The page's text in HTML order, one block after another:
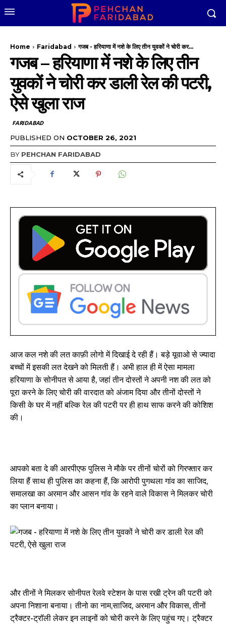
Home Faridabad गजब - हरियाणा में नशे के लिए तीन युवकों ने चोरी कर...
गजब – हरियाणा में नशे के लिए तीन
युवकों ने चोरी कर डाली रेल की पटरी,
ऐसे खुला राज
FARIDABAD
PUBLISHED ON OCTOBER 26, 2021
BY PEHCHAN FARIDABAD
आज कल नशे की लत काफ़ी लोगो में दिखाई दे रही हैं। बड़े यूवाओ से ज्यादा
बच्चों में इसकी लत देखने को मिलती हैं। अभी हाल ही में ऐसा मामला
हरियाणा के सोनीपत से आया है, जहां तीन दोस्तों ने अपनी नश की लत को
पूरा करने के लिए चोरी की वारदात को अंजाम दिया और तीनों दोस्तों ने
किसी के घर में नहीं बल्कि रेल की पटरी पर ही हाथ साफ करने की कोशिश
की।
आपको बता दे की आरपीएफ पुलिस ने मौके पर तीनों चोरों को गिरफ्तार कर
लिया हैं साथ ही पुलिस का कहना हैं, कि आरोपी पुगथला गांव का साजिद,
समालखा का अरमान और आसन गांव के रहने वाले विकास ने मिलकर चोरी
का प्लान बनाया।
और तीनों ने मिलकर सोनीपत रेलवे स्टेशन के पास रखी ट्रेन की पटरी को
अपना निशाना बनाया। तीनो का नाम,साजिद, अरमान और विकास, तीनों
ट्रैक्टर-ट्रॉली लेकर इन लाइनों को चोरी करने के लिए पहुंच गए। ट्रैक्टर